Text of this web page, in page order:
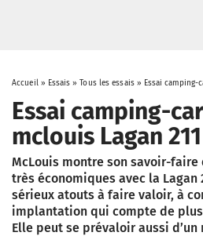
Accueil» Essais »Tous les essais» Essai camping-
Essai camping-
mclouis Lagan
McLouis montre son savoir-
très économiques avec la Lagan
sérieux atouts à faire valoir, à
implantation qui compte de
Elle peut se prévaloir aussi d’un